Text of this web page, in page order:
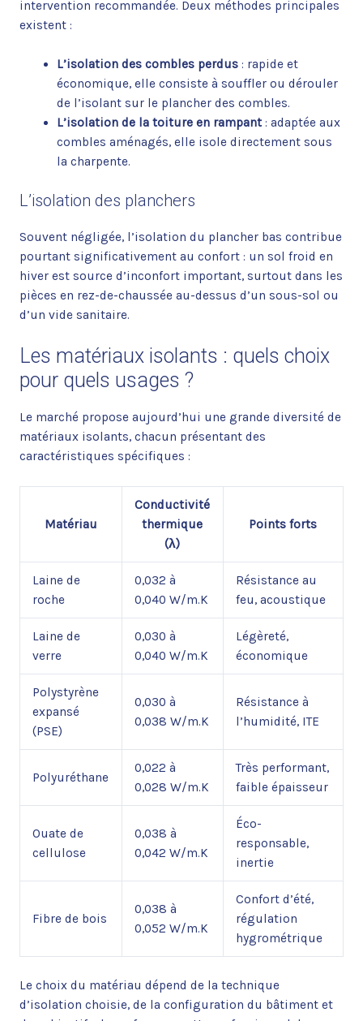
intervention recommandée. Deux méthodes principales
existent :
L’isolation des combles perdus : rapide et
économique, elle consiste à souffler ou dérouler
de l’isolant sur le plancher des combles.
L’isolation de la toiture en rampant : adaptée aux
combles aménagés, elle isole directement sous
la charpente.
L’isolation des planchers
Souvent négligée, l’isolation du plancher bas contribue
pourtant significativement au confort : un sol froid en
hiver est source d’inconfort important, surtout dans les
pièces en rez-de-chaussée au-dessus d’un sous-sol ou
d’un vide sanitaire.
Les matériaux isolants : quels choix
pour quels usages ?
Le marché propose aujourd’hui une grande diversité de
matériaux isolants, chacun présentant des
caractéristiques spécifiques :
Matériau
Conductivité
thermique
(λ)
Points forts
Laine de
roche
0,032 à
0,040 W/m.K
Résistance au
feu, acoustique
Laine de
verre
0,030 à
0,040 W/m.K
Légèreté,
économique
Polystyrène
expansé
(PSE)
0,030 à
0,038 W/m.K
Résistance à
l’humidité, ITE
Polyuréthane
0,022 à
0,028 W/m.K
Très performant,
faible épaisseur
Ouate de
cellulose
0,038 à
0,042 W/m.K
Éco-
responsable,
inertie
Fibre de bois
0,038 à
0,052 W/m.K
Confort d’été,
régulation
hygrométrique
Le choix du matériau dépend de la technique
d’isolation choisie, de la configuration du bâtiment et